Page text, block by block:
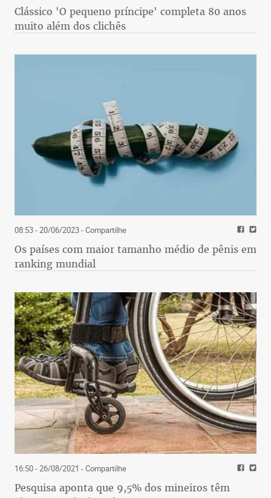
Clássico 'O pequeno príncipe' completa 80 anos
muito além dos clichês
08:53 - 20/06/2023- Compartilhe
Os países com maior tamanho médio de pênis em
ranking mundial
16:50 - 26/08/2021 - Compartilhe
Pesquisa aponta que 9,5% dos mineiros têm